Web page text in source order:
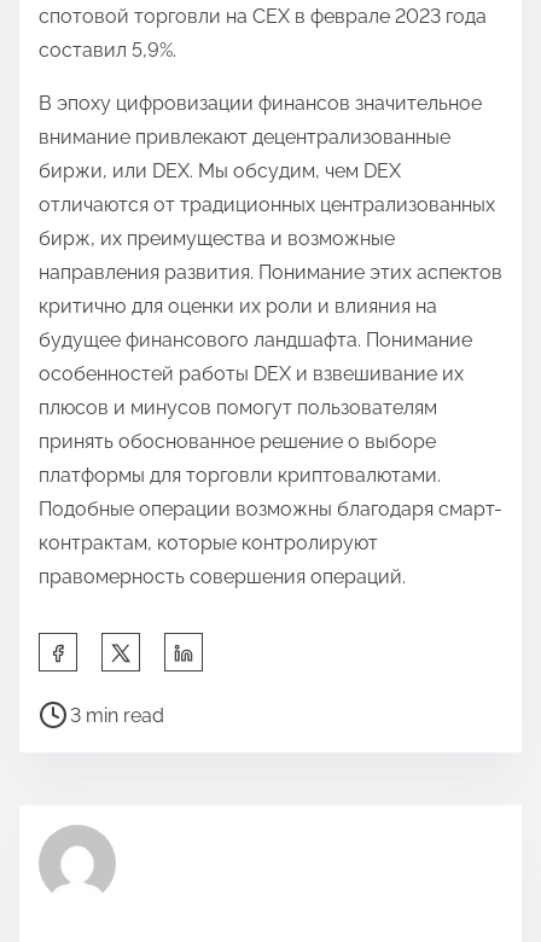
спотовой торговли на CEX в феврале 2023 года
составил 5,9%.
В эпоху цифровизации финансов значительное
внимание привлекают децентрализованные
биржи, или DEX. Мы обсудим, чем DEX
отличаются от традиционных централизованных
бирж, их преимущества и возможные
направления развития. Понимание этих аспектов
критично для оценки их роли и влияния на
будущее финансового ландшафта. Понимание
особенностей работы DEX и взвешивание их
плюсов и минусов помогут пользователям
принять обоснованное решение о выборе
платформы для торговли криптовалютами.
Подобные операции возможны благодаря смарт-
контрактам, которые контролируют
правомерность совершения операций.
3 min read